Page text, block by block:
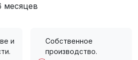
месяцев
и
Собственное
производство.